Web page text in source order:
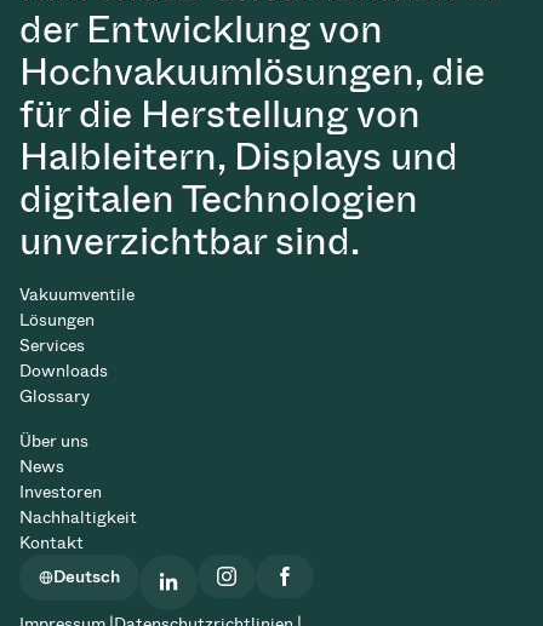
der Entwicklung von
Hochvakuumlösungen, die
für die Herstellung von
Halbleitern, Displays und
digitalen Technologien
unverzichtbar sind.
Vakuumventile
Lösungen
Services
Downloads
Glossary
Über uns
News
Investoren
Nachhaltigkeit
Kontakt
Deutsch